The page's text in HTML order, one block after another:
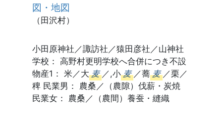
図・地図
（田沢村）
小田原神社／諏訪社／猿田彦社／山神社
学校： 高野村更明学校へ合併につき不設
物産1： 米／大 麦 ／,小 麦 ／蕎 麦 ／栗／
稗 民業男： 農桑／（農隙）伐薪・炭焼
民業女： 農桑／（農間）養蚕・縫織